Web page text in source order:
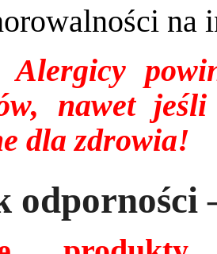
na
Alergicy
nawet
dla zdrowia!
odporności